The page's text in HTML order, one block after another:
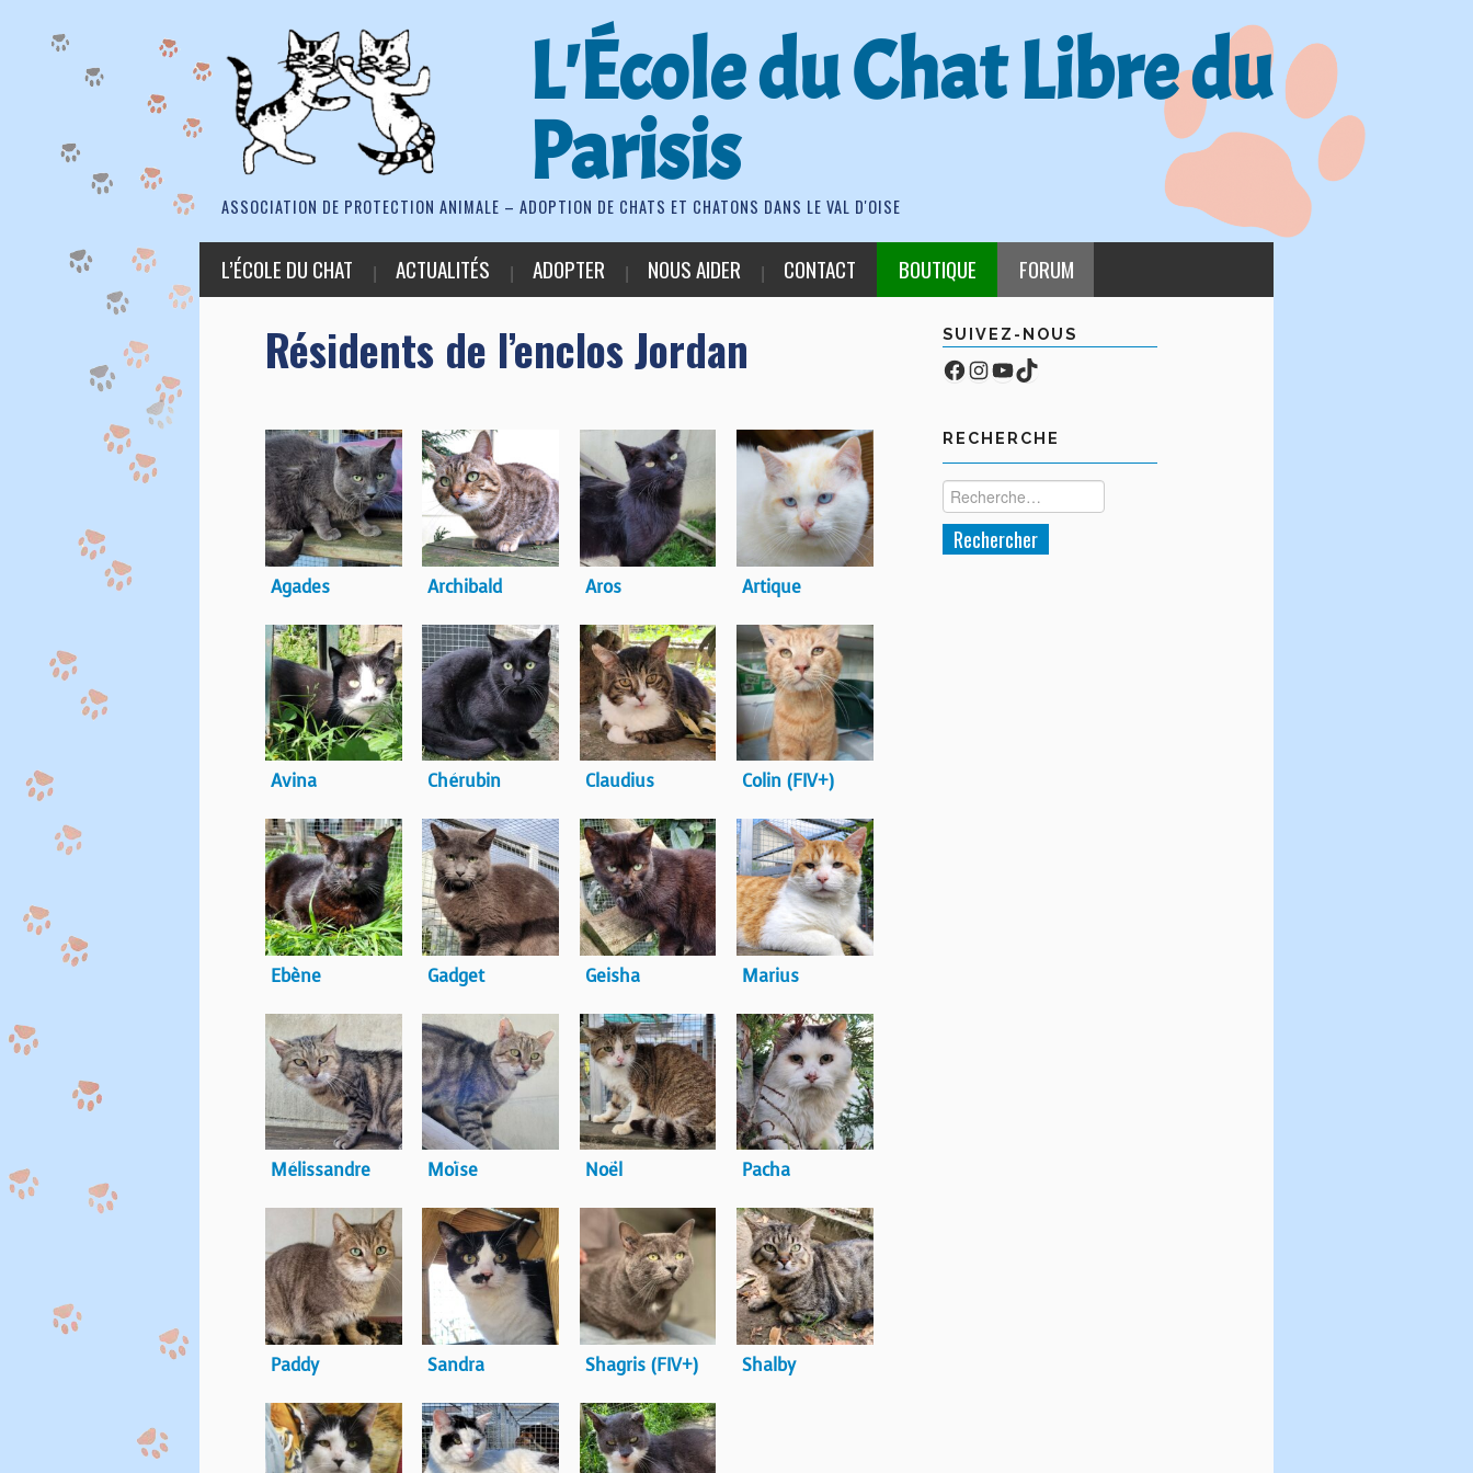
L'École du Chat Libre du
Parisis
ASSOCIATION DE PROTECTION ANIMALE – ADOPTION DE CHATS ET CHATONS DANS LE VAL D'OISE
L’ÉCOLE DU CHAT ACTUALITÉS ADOPTER NOUS AIDER CONTACT BOUTIQUE FORUM
Résidents de l’enclos Jordan
Agades Archibald Aros Artique
Avina Chérubin Claudius Colin (FIV+)
Ebène Gadget Geisha Marius
Mélissandre Moïse Noël Pacha
Paddy Sandra Shagris (FIV+) Shalby
SUIVEZ-NOUS
Facebook
Compte Instagram
YouTube
TikTok
RECHERCHE